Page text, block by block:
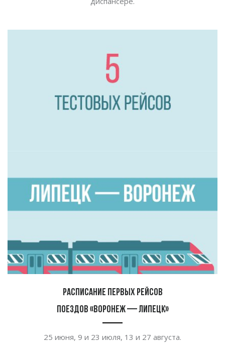
Расписание первых рейсов
поездов «Воронеж — Липецк»
25 июня, 9 и 23 июля, 13 и 27 августа.